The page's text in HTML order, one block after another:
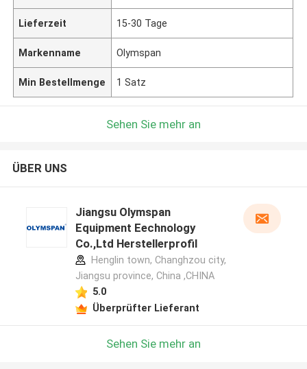
Lieferzeit 15-30 Tage
Markenname Olymspan
Min Bestellmenge 1 Satz
Sehen Sie mehr an
ÜBER UNS
Jiangsu Olymspan
Equipment Eechnology
Co.,Ltd Herstellerprofil
Henglin town, Changhzou city,
Jiangsu province, China ,CHINA
5.0
Überprüfter Lieferant
Sehen Sie mehr an